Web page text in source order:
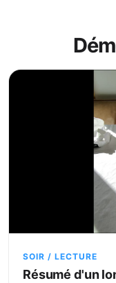
SOIR / LECTURE
Résumé d'un